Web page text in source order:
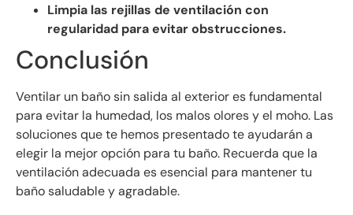
Limpia las rejillas de ventilación con
regularidad para evitar obstrucciones.
Conclusión
Ventilar un baño sin salida al exterior es fundamental
para evitar la humedad, los malos olores y el moho. Las
soluciones que te hemos presentado te ayudarán a
elegir la mejor opción para tu baño. Recuerda que la
ventilación adecuada es esencial para mantener tu
baño saludable y agradable.